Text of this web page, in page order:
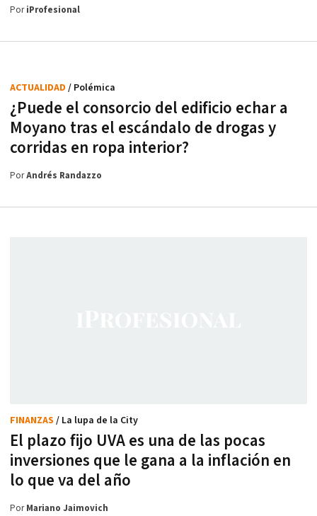
PoriProfesional
¿Puede el consorcio del edificio echar a
Moyano tras el escándalo de drogas y
corridas en ropa interior?
ACTUALIDAD / Polémica
PorAndrés Randazzo
El plazo fijo UVA es una de las pocas
inversiones que le gana a la inflación en
lo que va del año
FINANZAS / La lupa de la City
PorMariano Jaimovich